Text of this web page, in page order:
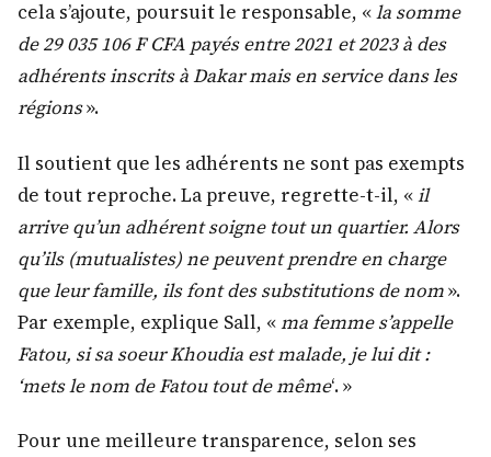
cela s’ajoute, poursuit le responsable, «la somme
de 29 035 106 F CFA payés entre 2021 et 2023 à des
adhérents inscrits à Dakar mais en service dans les
régions».
Il soutient que les adhérents ne sont pas exempts
de tout reproche. La preuve, regrette-t-il, «il
arrive qu’un adhérent soigne tout un quartier. Alors
qu’ils (mutualistes) ne peuvent prendre en charge
que leur famille, ils font des substitutions de nom».
Par exemple, explique Sall, «ma femme s’appelle
Fatou, si sa soeur Khoudia est malade, je lui dit :
‘mets le nom de Fatou tout de même‘. »
Pour une meilleure transparence, selon ses